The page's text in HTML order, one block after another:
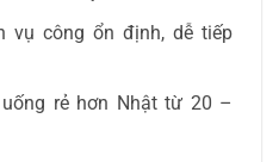
vụ công ổn định, dễ tiếp
rẻ hơn Nhật từ 20 –